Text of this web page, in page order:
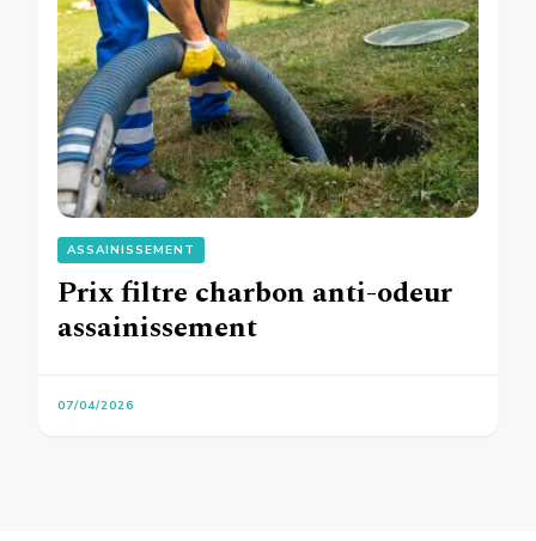
ASSAINISSEMENT
Prix filtre charbon anti-odeur
assainissement
07/04/2026